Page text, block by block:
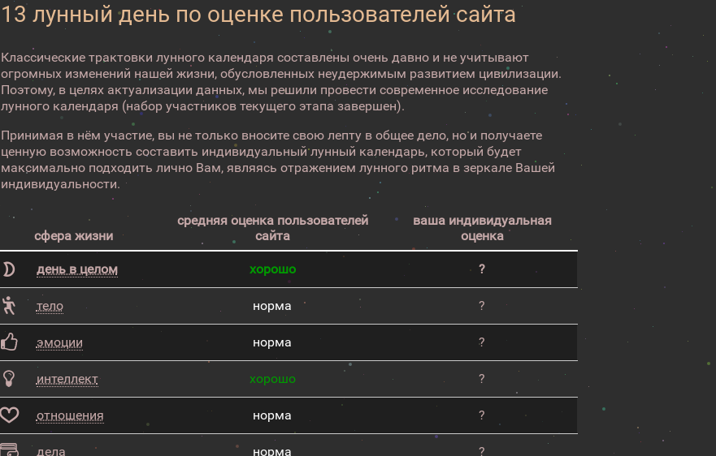
13 лунный день по оценке пользователей сайта
Классические трактовки лунного календаря составлены очень давно и не учитывают
огромных изменений нашей жизни, обусловленных неудержимым развитием цивилизации.
Поэтому, в целях актуализации данных, мы решили провести современное исследование
лунного календаря (набор участников текущего этапа завершен).
Принимая в нём участие, вы не только вносите свою лепту в общее дело, но и получаете
ценную возможность составить индивидуальный лунный календарь, который будет
максимально подходить лично Вам, являясь отражением лунного ритма в зеркале Вашей
индивидуальности.
сфера жизни
средняя оценка пользователей
сайта
ваша индивидуальная
оценка
день в целом хорошо ?
тело норма ?
эмоции норма ?
интеллект хорошо ?
отношения норма ?
дела норма ?